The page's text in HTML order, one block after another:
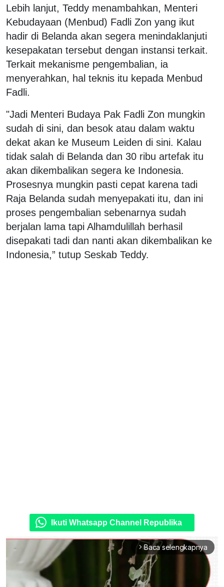
Lebih lanjut, Teddy menambahkan, Menteri
Kebudayaan (Menbud) Fadli Zon yang ikut
hadir di Belanda akan segera menindaklanjuti
kesepakatan tersebut dengan instansi terkait.
Terkait mekanisme pengembalian, ia
menyerahkan, hal teknis itu kepada Menbud
Fadli.
"Jadi Menteri Budaya Pak Fadli Zon mungkin
sudah di sini, dan besok atau dalam waktu
dekat akan ke Museum Leiden di sini. Kalau
tidak salah di Belanda dan 30 ribu artefak itu
akan dikembalikan segera ke Indonesia.
Prosesnya mungkin pasti cepat karena tadi
Raja Belanda sudah menyepakati itu, dan ini
proses pengembalian sebenarnya sudah
berjalan lama tapi Alhamdulillah berhasil
disepakati tadi dan nanti akan dikembalikan ke
Indonesia,” tutup Seskab Teddy.
Ikuti Whatsapp Channel Republika
arrow_forward_ios Baca selengkapnya